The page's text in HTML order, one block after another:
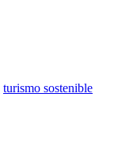
turismo sostenible